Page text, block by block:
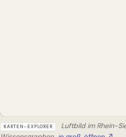
KARTEN-EXPLORER
Luftbild im Rhein-